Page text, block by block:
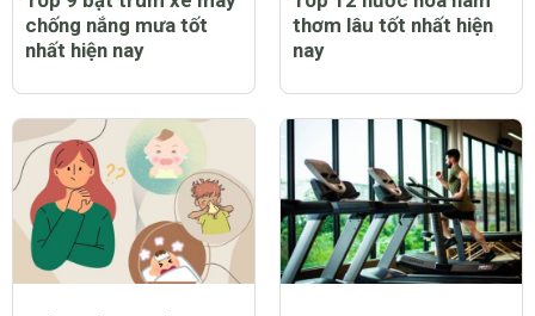
Top 9 bạt trùm xe máy
chống nắng mưa tốt
nhất hiện nay
Top 12 nước hoa nam
thơm lâu tốt nhất hiện
nay